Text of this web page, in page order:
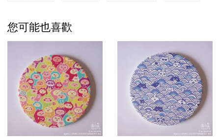
您可能也喜歡